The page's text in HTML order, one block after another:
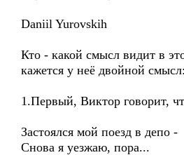
Daniil Yurovskih
Кто - какой смысл видит в
кажется у неё двойной смысл:
1.Первый, Виктор говорит,
Застоялся мой поезд в депо -
Снова я уезжаю, пора...